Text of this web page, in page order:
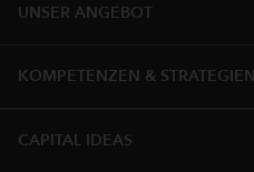
UNSER ANGEBOT
KOMPETENZEN & STRATEGIEN
CAPITAL IDEAS